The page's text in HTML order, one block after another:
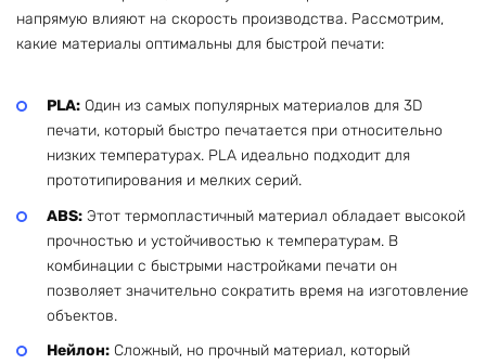
напрямую влияют на скорость производства. Рассмотрим,
какие материалы оптимальны для быстрой печати:
PLA: Один из самых популярных материалов для 3D
печати, который быстро печатается при относительно
низких температурах. PLA идеально подходит для
прототипирования и мелких серий.
ABS: Этот термопластичный материал обладает высокой
прочностью и устойчивостью к температурам. В
комбинации с быстрыми настройками печати он
позволяет значительно сократить время на изготовление
объектов.
Нейлон: Сложный, но прочный материал, который